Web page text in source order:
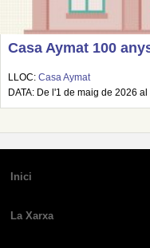
Casa Aymat 100
LLOC: Casa Aymat
DATA: De l'1 de maig de 2026
Inici
La Xarxa